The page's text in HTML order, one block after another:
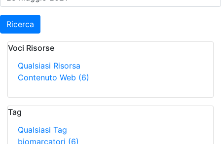
Ricerca
Voci Risorse
Qualsiasi Risorsa
Contenuto Web (6)
Tag
Qualsiasi Tag
biomarcatori (6)